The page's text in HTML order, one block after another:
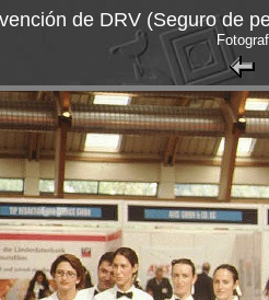
de DRV (Seguro de